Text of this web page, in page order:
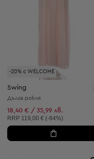
-20% с WELCOME
Swing
Дълга рокля
18,40 € / 35,99 лв.
Препоръчителна цена:
RRP 119,00 € (-84%)